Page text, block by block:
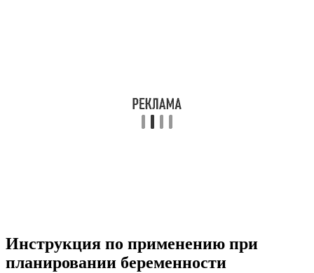
Инструкция по применению при
планировании беременности